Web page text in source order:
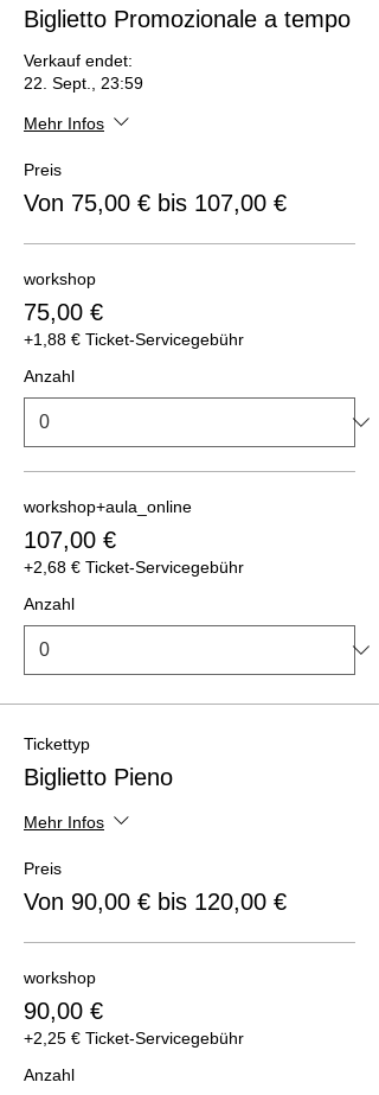
Biglietto Promozionale a tempo
Verkauf endet:
22. Sept., 23:59
Mehr Infos
Preis
Von 75,00 € bis 107,00 €
workshop
75,00 €
+1,88 € Ticket-Servicegebühr
Anzahl
workshop+aula_online
107,00 €
+2,68 € Ticket-Servicegebühr
Anzahl
Tickettyp
Biglietto Pieno
Mehr Infos
Preis
Von 90,00 € bis 120,00 €
workshop
90,00 €
+2,25 € Ticket-Servicegebühr
Anzahl